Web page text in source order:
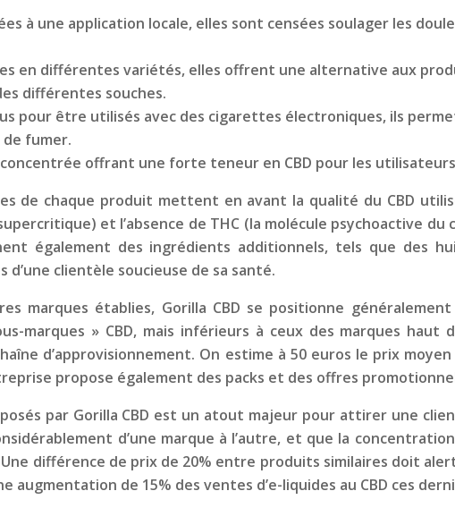
à une application locale, elles sont censées soulager les
en différentes variétés, elles offrent une alternative aux
différentes souches.
pour être utilisés avec des cigarettes électroniques, ils
fumer.
concentrée offrant une forte teneur en CBD pour les
de chaque produit mettent en avant la qualité du CBD
et l’absence de THC (la molécule psychoactive
également des ingrédients additionnels, tels que des
clientèle soucieuse de sa santé.
marques établies, Gorilla CBD se positionne
marques » CBD, mais inférieurs à ceux des marques
d’approvisionnement. On estime à 50 euros le prix
propose également des packs et des offres
par Gorilla CBD est un atout majeur pour attirer une
d’une marque à l’autre, et que la
différence de prix de 20% entre produits similaires doit
augmentation de 15% des ventes d’e-liquides au CBD ces